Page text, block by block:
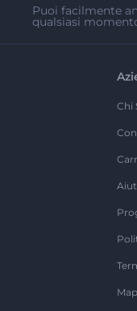
Puoi facilmente
qualsiasi
Chi